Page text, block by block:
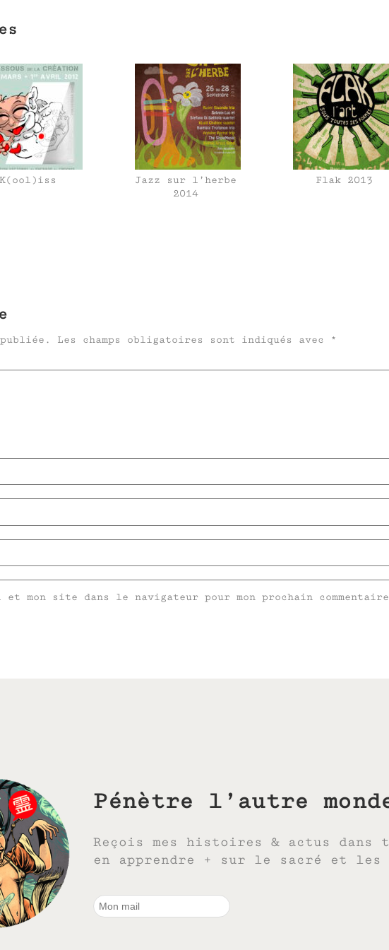
K(ool)iss
Jazz sur l’herbe
2014
Flak 2013
Les champs obligatoires sont indiqués avec
*
et mon site dans le navigateur pour mon prochain
Pénètre l’autre
Reçois mes histoires & actus
en apprendre + sur le sacré et les